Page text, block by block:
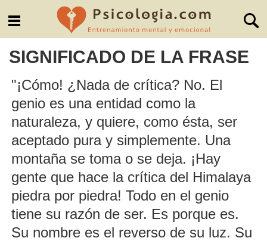
SIGNIFICADO DE LA FRASE
"¡Cómo! ¿Nada de crítica? No. El
genio es una entidad como la
naturaleza, y quiere, como ésta, ser
aceptado pura y simplemente. Una
montaña se toma o se deja. ¡Hay
gente que hace la crítica del Himalaya
piedra por piedra! Todo en el genio
tiene su razón de ser. Es porque es.
Su nombre es el reverso de su luz. Su